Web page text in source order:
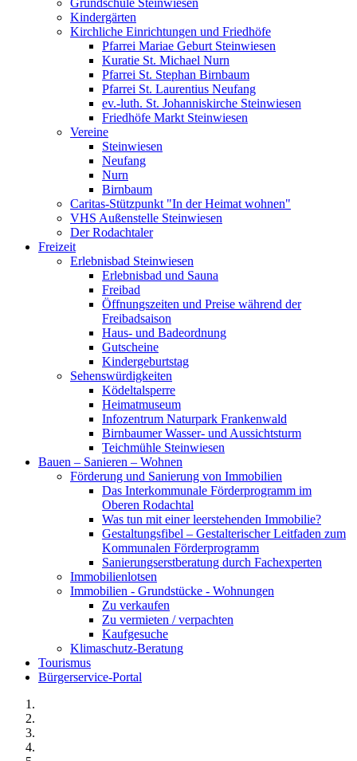
Grundschule Steinwiesen
Kindergärten
Kirchliche Einrichtungen und Friedhöfe
Pfarrei Mariae Geburt Steinwiesen
Kuratie St. Michael Nurn
Pfarrei St. Stephan Birnbaum
Pfarrei St. Laurentius Neufang
ev.-luth. St. Johanniskirche Steinwiesen
Friedhöfe Markt Steinwiesen
Vereine
Steinwiesen
Neufang
Nurn
Birnbaum
Caritas-Stützpunkt "In der Heimat wohnen"
VHS Außenstelle Steinwiesen
Der Rodachtaler
Freizeit
Erlebnisbad Steinwiesen
Erlebnisbad und Sauna
Freibad
Öffnungszeiten und Preise während der
Freibadsaison
Haus- und Badeordnung
Gutscheine
Kindergeburtstag
Sehenswürdigkeiten
Ködeltalsperre
Heimatmuseum
Infozentrum Naturpark Frankenwald
Birnbaumer Wasser- und Aussichtsturm
Teichmühle Steinwiesen
Bauen – Sanieren – Wohnen
Förderung und Sanierung von Immobilien
Das Interkommunale Förderprogramm im
Oberen Rodachtal
Was tun mit einer leerstehenden Immobilie?
Gestaltungsfibel – Gestalterischer Leitfaden zum
Kommunalen Förderprogramm
Sanierungserstberatung durch Fachexperten
Immobilienlotsen
Immobilien - Grundstücke - Wohnungen
Zu verkaufen
Zu vermieten / verpachten
Kaufgesuche
Klimaschutz-Beratung
Tourismus
Bürgerservice-Portal